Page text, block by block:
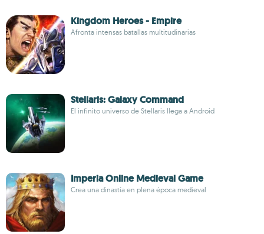
Kingdom Heroes - Empire
Afronta intensas batallas multitudinarias
Stellaris: Galaxy Command
El infinito universo de Stellaris llega a Android
Imperia Online Medieval Game
Crea una dinastía en plena época medieval